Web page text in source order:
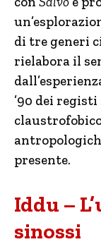
di tre generi
rielabora il
’90 dei
presente.
Iddu –
sinossi